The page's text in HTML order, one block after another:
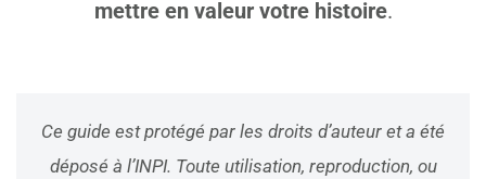
mettre en valeur votre histoire.
Ce guide est protégé par les droits d’auteur et a été
déposé à l’INPI. Toute utilisation, reproduction, ou